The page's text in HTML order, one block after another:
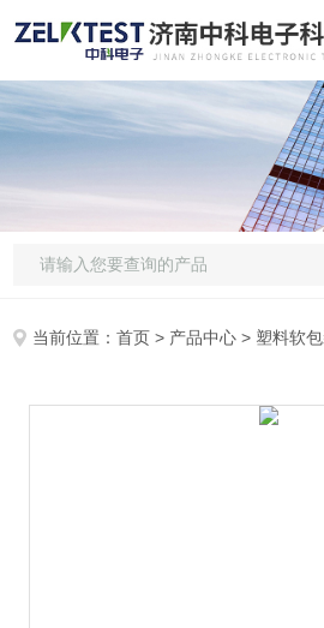
当前位置：首页 > 产品中心 > 塑料软